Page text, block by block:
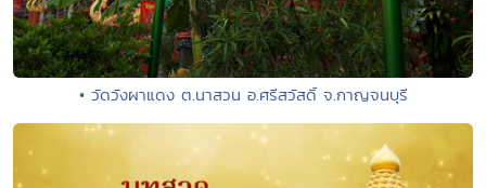
• วัดวังผาแดง ต.นาสวน อ.ศรีสวัสดิ์ จ.กาญจนบุรี